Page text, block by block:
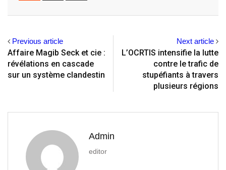
Previous article
Affaire Magib Seck et cie :
révélations en cascade
sur un système clandestin
Next article
L’OCRTIS intensifie la lutte
contre le trafic de
stupéfiants à travers
plusieurs régions
Admin
editor